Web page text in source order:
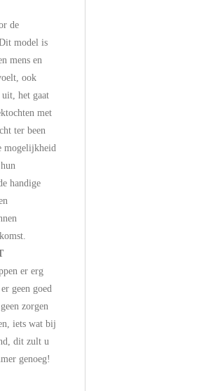
de
model is
mens en
ook
het gaat
met
ter been
mogelijkheid
handige
er erg
geen goed
zorgen
iets wat bij
dit zult u
genoeg!